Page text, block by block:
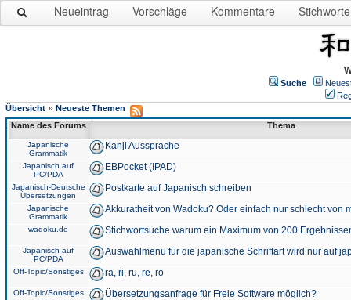
Neueintrag Vorschläge Kommentare Stichworte
Suche
Übersicht » Neueste Themen
Name des Forums
Thema
Japanische
Grammatik
Kanji Aussprache
Japanisch auf
PC/PDA
EBPocket (IPAD)
Japanisch-Deutsche
Übersetzungen
Postkarte auf Japanisch schreiben
Japanische
Grammatik
Akkuratheit von Wadoku? Oder einfach nur schlecht von
wadoku.de Stichwortsuche warum ein Maximum von 200
Japanisch auf
PC/PDA
Auswahlmenü für die japanische Schriftart wird nur auf
Off-Topic/Sonstiges ra, ri, ru, re, ro
Off-Topic/Sonstiges Übersetzungsanfrage für Freie Software möglich?